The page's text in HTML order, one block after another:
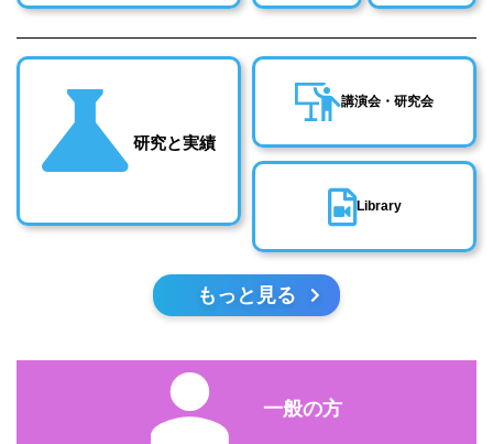
研究と実績
講演会・研究会
Library
もっと見る
一般の方